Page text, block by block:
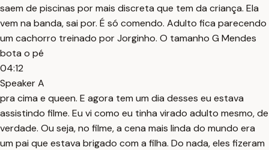
saem de piscinas por mais discreta que tem da criança. Ela
vem na banda, sai por. É só comendo. Adulto fica parecendo
um cachorro treinado por Jorginho. O tamanho G Mendes
bota o pé
04:12
Speaker A
pra cima e queen. E agora tem um dia desses eu estava
assistindo filme. Eu vi como eu tinha virado adulto mesmo, de
verdade. Ou seja, no filme, a cena mais linda do mundo era
um pai que estava brigado com a filha. Do nada, eles fizeram